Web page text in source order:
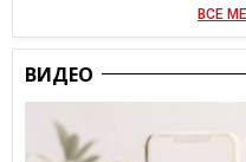
ВСЕ
ВИДЕО